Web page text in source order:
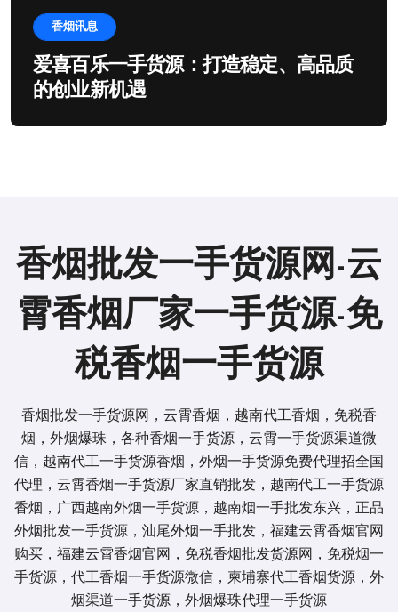
香烟讯息
爱喜百乐一手货源：打造稳定、高品质
的创业新机遇
香烟批发一手货源网-云
霄香烟厂家一手货源-免
税香烟一手货源
香烟批发一手货源网，云霄香烟，越南代工香烟，免税香
烟，外烟爆珠，各种香烟一手货源，云霄一手货源渠道微
信，越南代工一手货源香烟，外烟一手货源免费代理招全国
代理，云霄香烟一手货源厂家直销批发，越南代工一手货源
香烟，广西越南外烟一手货源，越南烟一手批发东兴，正品
外烟批发一手货源，汕尾外烟一手批发，福建云霄香烟官网
购买，福建云霄香烟官网，免税香烟批发货源网，免税烟一
手货源，代工香烟一手货源微信，柬埔寨代工香烟货源，外
烟渠道一手货源，外烟爆珠代理一手货源